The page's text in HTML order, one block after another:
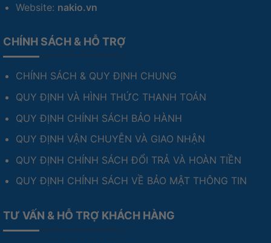
Website: nakio.vn
CHÍNH SÁCH & HỖ TRỢ
CHÍNH SÁCH & QUY ĐỊNH CHUNG
QUY ĐỊNH VÀ HÌNH THỨC THANH TOÁN
QUY ĐỊNH CHÍNH SÁCH BẢO HÀNH
QUY ĐỊNH VẬN CHUYỄN VÀ GIAO NHẬN
QUY ĐỊNH CHÍNH SÁCH ĐỔI TRẢ VÀ HOÀN TIỀN
QUY ĐỊNH CHÍNH SÁCH VỀ BẢO MẬT THÔNG TIN
TƯ VẤN & HỖ TRỢ KHÁCH HÀNG